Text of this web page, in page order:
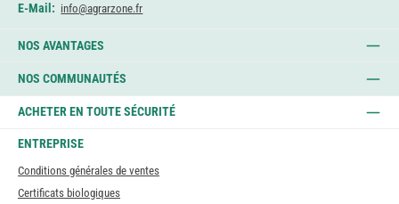
E-Mail: info@agrarzone.fr
NOS AVANTAGES
NOS COMMUNAUTÉS
ACHETER EN TOUTE SÉCURITÉ
ENTREPRISE
Conditions générales de ventes
Certificats biologiques